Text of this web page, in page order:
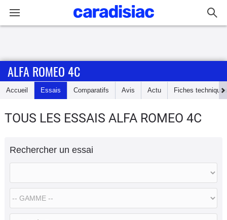
Accueil
Essais
Guide
d'achat
Electriques
Utilitaires
ALFA ROMEO 4C
Accueil Essais Comparatifs Avis Actu Fiches techniques
TOUS LES ESSAIS ALFA ROMEO 4C
Rechercher un essai